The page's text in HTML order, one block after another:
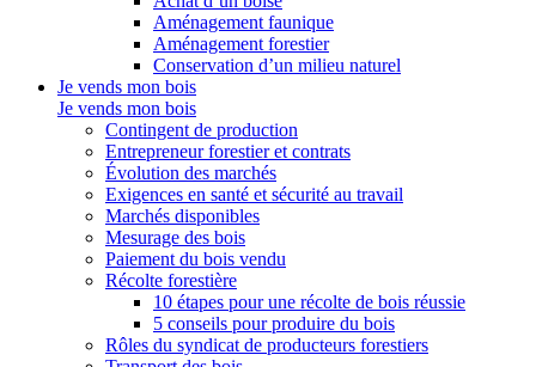
Aménagement faunique
Aménagement forestier
Conservation d’un milieu naturel
Je vends mon bois
Je vends mon bois
Contingent de production
Entrepreneur forestier et contrats
Évolution des marchés
Exigences en santé et sécurité au travail
Marchés disponibles
Mesurage des bois
Paiement du bois vendu
Récolte forestière
10 étapes pour une récolte de bois réussie
5 conseils pour produire du bois
Rôles du syndicat de producteurs forestiers